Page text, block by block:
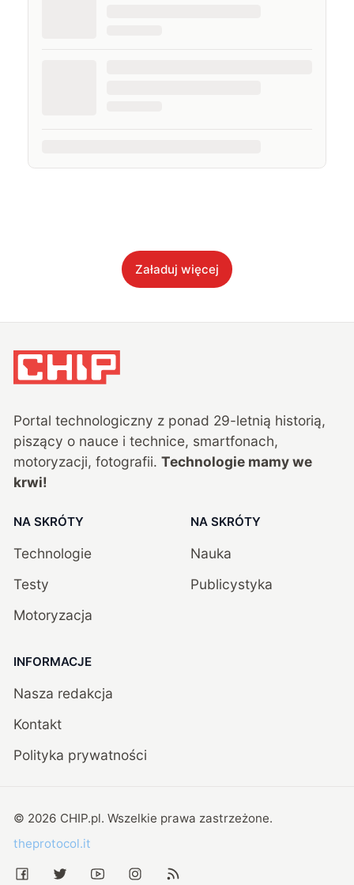
Załaduj więcej
Portal technologiczny z ponad 29-letnią historią,
piszący o nauce i technice, smartfonach,
motoryzacji, fotografii. Technologie mamy we
krwi!
NA SKRÓTY
Technologie
Testy
Motoryzacja
NA SKRÓTY
Nauka
Publicystyka
INFORMACJE
Nasza redakcja
Kontakt
Polityka prywatności
© 2026 CHIP.pl. Wszelkie prawa zastrzeżone.
theprotocol.it